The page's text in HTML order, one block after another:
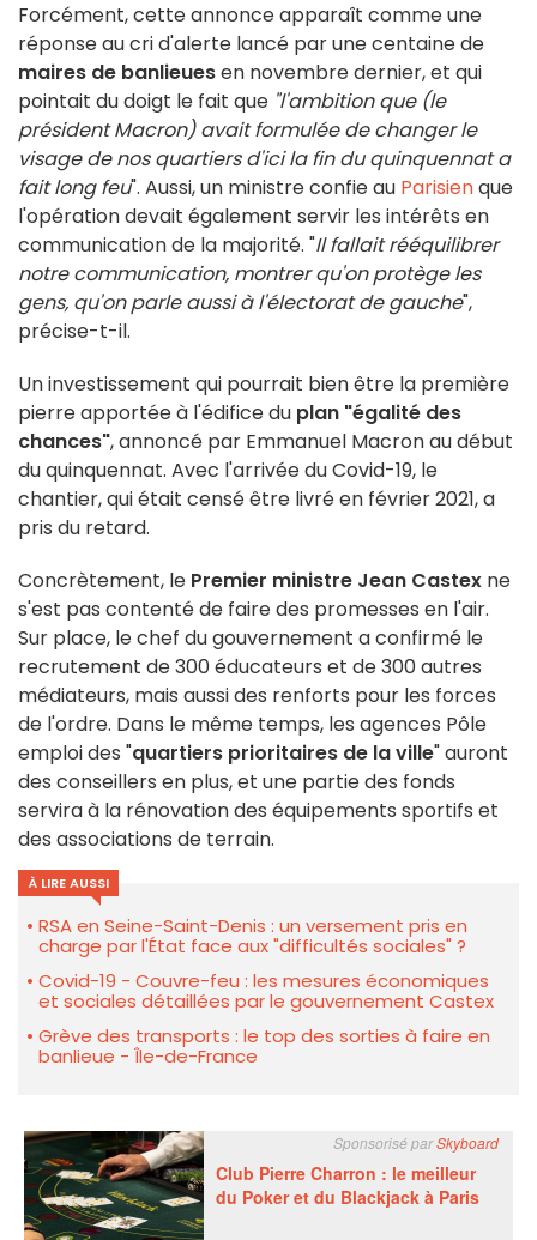
Forcément, cette annonce apparaît comme une
réponse au cri d'alerte lancé par une centaine de
maires de banlieuesen novembre dernier, et qui
pointait du doigt le fait que "l'ambition que (le
président Macron) avait formulée de changer le
visage de nos quartiers d'ici la fin du quinquennat a
fait long feu". Aussi, un ministre confie au Parisienque
l'opération devait également servir les intérêts en
communication de la majorité. "Il fallait rééquilibrer
notre communication, montrer qu'on protège les
gens, qu'on parle aussi à l'électorat de gauche",
précise-t-il.
Un investissement qui pourrait bien être la première
pierre apportée à l'édifice du plan "égalité des
chances", annoncé par Emmanuel Macron au début
du quinquennat. Avec l'arrivée du Covid-19, le
chantier, qui était censé être livré en février 2021, a
pris du retard.
Concrètement, le Premier ministre Jean Castex ne
s'est pas contenté de faire des promesses en l'air.
Sur place, le chef du gouvernement a confirmé le
recrutement de 300 éducateurs et de 300 autres
médiateurs, mais aussi des renforts pour les forces
de l'ordre. Dans le même temps, les agences Pôle
emploi des "quartiers prioritaires de la ville" auront
des conseillers en plus, et une partie des fonds
servira à la rénovation des équipements sportifs et
des associations de terrain.
À LIRE AUSSI
RSA en Seine-Saint-Denis : un versement pris en
charge par l'État face aux "difficultés sociales" ?
Covid-19 - Couvre-feu : les mesures économiques
et sociales détaillées par le gouvernement Castex
Grève des transports : le top des sorties à faire en
banlieue - Île-de-France